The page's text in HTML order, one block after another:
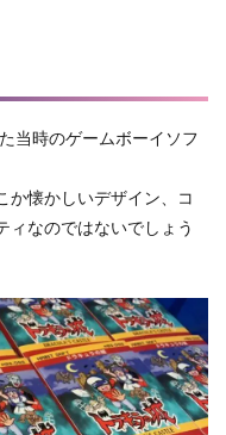
当時のゲームボーイソフ
か懐かしいデザイン、コ
ィなのではないでしょう